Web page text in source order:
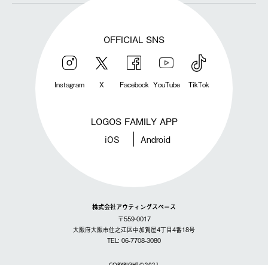
OFFICIAL SNS
Instagram X Facebook YouTube TikTok
LOGOS FAMILY APP
iOS Android
株式会社アウティングスペース
〒559-0017
大阪府大阪市住之江区中加賀屋4丁目4番18号
TEL: 06-7708-3080